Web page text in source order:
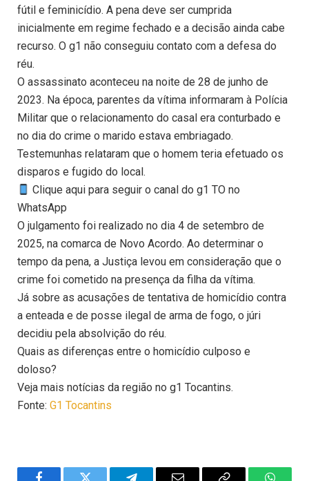
fútil e feminicídio. A pena deve ser cumprida
inicialmente em regime fechado e a decisão ainda cabe
recurso. O g1 não conseguiu contato com a defesa do
réu.
O assassinato aconteceu na noite de 28 de junho de
2023. Na época, parentes da vítima informaram à Polícia
Militar que o relacionamento do casal era conturbado e
no dia do crime o marido estava embriagado.
Testemunhas relataram que o homem teria efetuado os
disparos e fugido do local.
Clique aqui para seguir o canal do g1 TO no
WhatsApp
O julgamento foi realizado no dia 4 de setembro de
2025, na comarca de Novo Acordo. Ao determinar o
tempo da pena, a Justiça levou em consideração que o
crime foi cometido na presença da filha da vítima.
Já sobre as acusações de tentativa de homicídio contra
a enteada e de posse ilegal de arma de fogo, o júri
decidiu pela absolvição do réu.
Quais as diferenças entre o homicídio culposo e
doloso?
Veja mais notícias da região no g1 Tocantins.
Fonte: G1 Tocantins